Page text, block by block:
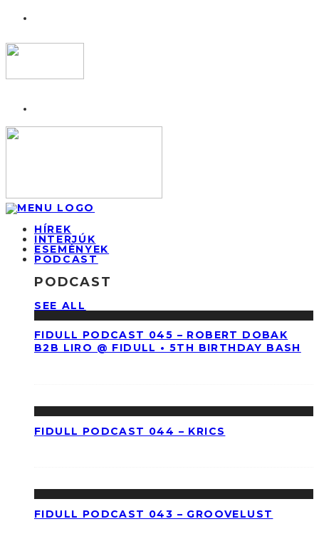
HÍREK
INTERJÚK
ESEMÉNYEK
PODCAST
PODCAST
SEE ALL
FIDULL PODCAST 045 – ROBERT DOBAK
B2B LIRO @ FIDULL • 5TH BIRTHDAY BASH
FIDULL PODCAST 044 – KRICS
FIDULL PODCAST 043 – GROOVELUST